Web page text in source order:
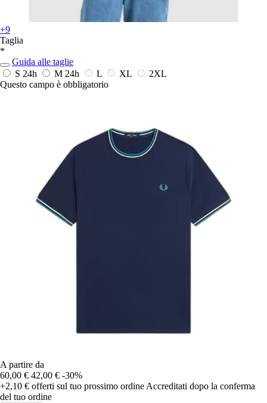
+9
Taglia
*
Guida alle taglie
S 24h M 24h L XL
2XL
Questo campo è obbligatorio
A partire da
60,00 € 42,00 € -30%
+2,10 € offerti sul tuo prossimo ordine Accreditati dopo la conferma
del tuo ordine